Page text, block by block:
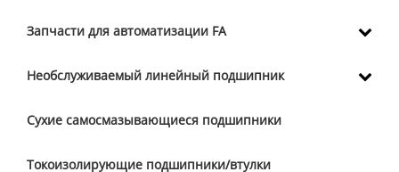
Запчасти для автоматизации FA
Необслуживаемый линейный подшипник
Сухие самосмазывающиеся подшипники
Токоизолирующие подшипники/втулки